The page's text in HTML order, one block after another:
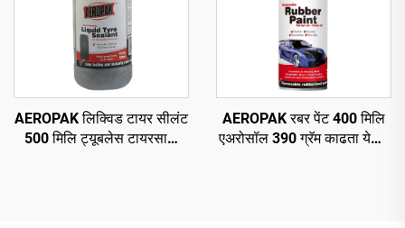
AEROPAK लिक्विड टायर सीलंट
500 मिलि ट्यूबलेस टायरसाठी
AEROPAK रबर पेंट 400 मिलि
एअरोसॉल 390 ग्रॅम काढता येणारे